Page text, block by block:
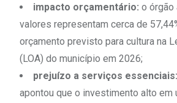
impacto orçamentário: o órgão
valores representam cerca de
orçamento previsto para cultura na
(LOA) do município em 2026;
prejuízo a serviços essenciais:
apontou que o investimento alto em